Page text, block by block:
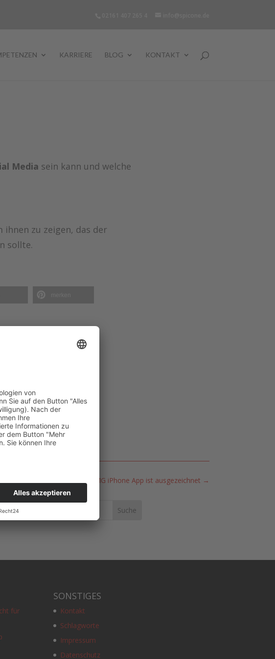
KARRIERE BLOG KONTAKT
Media sein kann und welche
zu zeigen, das der
sollte.
nachtaktiv
online
WFMG iPhone App ist ausgezeichnet →
für
SONSTIGES
Kontakt
Schlagworte
Impressum
Datenschutz